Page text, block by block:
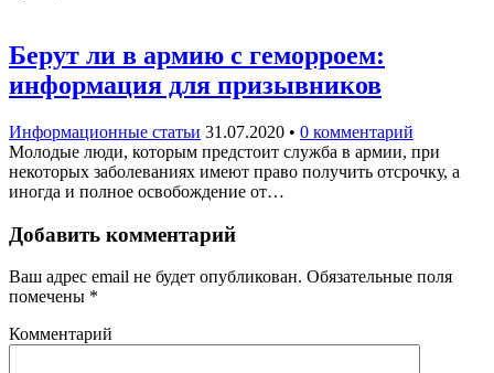
Берут ли в армию с геморроем:
информация для призывников
Информационные статьи 31.07.2020 • 0 комментарий
Молодые люди, которым предстоит служба в армии, при
некоторых заболеваниях имеют право получить отсрочку, а
иногда и полное освобождение от…
Добавить комментарий
Ваш адрес email не будет опубликован. Обязательные поля
помечены *
Комментарий